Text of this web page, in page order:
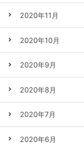
2020年11月
2020年10月
2020年9月
2020年8月
2020年7月
2020年6月